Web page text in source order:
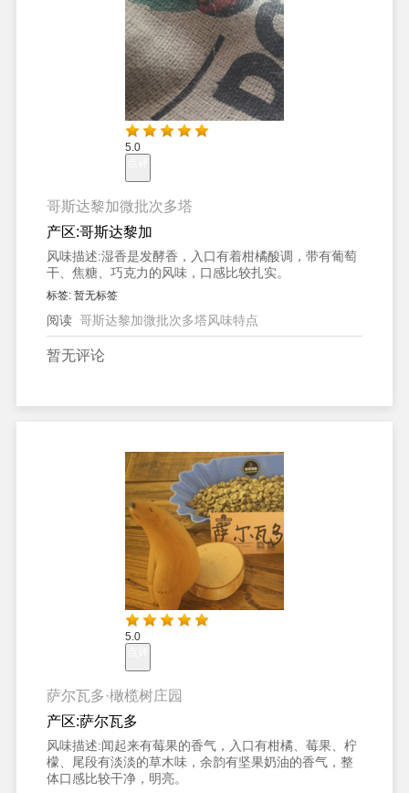
5.0
哥斯达黎加微批次多塔
产区:哥斯达黎加
风味描述:湿香是发酵香，入口有着柑橘酸调，带有葡萄
干、焦糖、巧克力的风味，口感比较扎实。
标签: 暂无标签
阅读 哥斯达黎加微批次多塔风味特点
暂无评论
5.0
萨尔瓦多·橄榄树庄园
产区:萨尔瓦多
风味描述:闻起来有莓果的香气，入口有柑橘、莓果、柠
檬、尾段有淡淡的草木味，余韵有坚果奶油的香气，整
体口感比较干净，明亮。